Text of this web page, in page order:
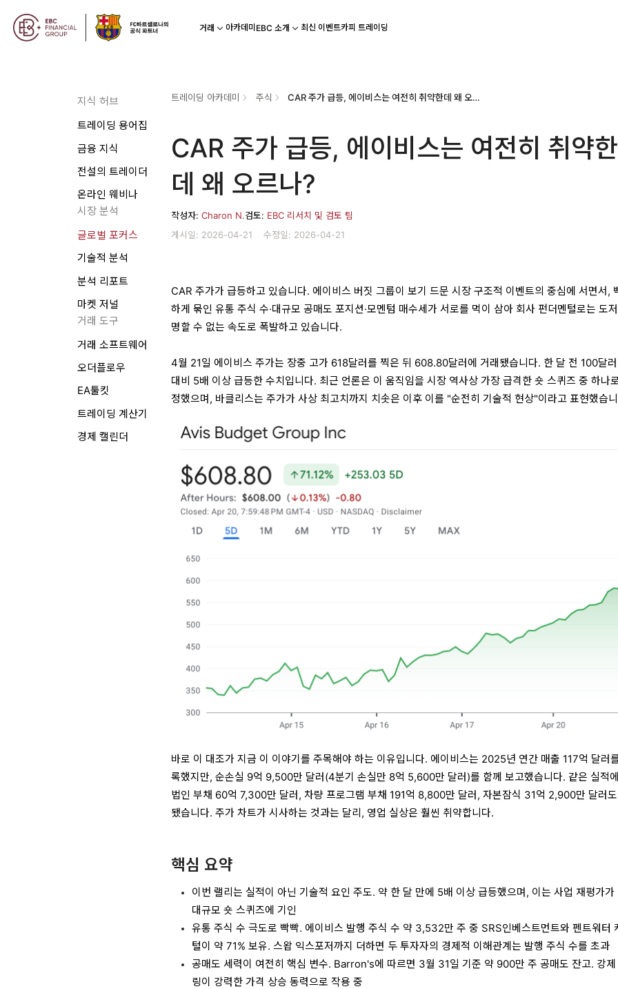
거래 아카데미 EBC 소개 최신 이벤트카피 트레이딩
지식 허브
트레이딩 용어집
금융 지식
전설의 트레이더
온라인 웨비나
시장 분석
글로벌 포커스
기술적 분석
분석 리포트
마켓 저널
거래 도구
거래 소프트웨어
오더플로우
EA툴킷
트레이딩 계산기
경제 캘린더
트레이딩 아카데미 주식 CAR 주가 급등, 에이비스는 여전히 취약한데 왜 오르나?
CAR 주가 급등, 에이비스는 여전히 취약한
데 왜 오르나?
작성자:Charon N.검토: EBC 리서치 및 검토 팀
게시일: 2026-04-21
수정일: 2026-04-21
CAR 주가가 급등하고 있습니다. 에이비스 버짓 그룹이 보기 드문 시장 구조적 이벤트의 중심에 서면서,
하게 묶인 유통 주식 수·대규모 공매도 포지션·모멘텀 매수세가 서로를 먹이 삼아 회사 펀더멘털로는 도
명할 수 없는 속도로 폭발하고 있습니다.
4월 21일 에이비스 주가는 장중 고가 618달러를 찍은 뒤 608.80달러에 거래됐습니다. 한 달 전 100달
대비 5배 이상 급등한 수치입니다. 최근 언론은 이 움직임을 시장 역사상 가장 급격한 숏 스퀴즈 중 하나
정했으며, 바클리스는 주가가 사상 최고치까지 치솟은 이후 이를 "순전히 기술적 현상"이라고 표현했습
바로 이 대조가 지금 이 이야기를 주목해야 하는 이유입니다. 에이비스는 2025년 연간 매출 117억 달러
록했지만, 순손실 9억 9,500만 달러(4분기 손실만 8억 5,600만 달러)를 함께 보고했습니다. 같은 실적
법인 부채 60억 7,300만 달러, 차량 프로그램 부채 191억 8,800만 달러, 자본잠식 31억 2,900만 달러
됐습니다. 주가 차트가 시사하는 것과는 달리, 영업 실상은 훨씬 취약합니다.
핵심 요약
이번 랠리는 실적이 아닌 기술적 요인 주도. 약 한 달 만에 5배 이상 급등했으며, 이는 사업 재평가가
대규모 숏 스퀴즈에 기인
유통 주식 수 극도로 빡빡. 에이비스 발행 주식 수 약 3,532만 주 중 SRS인베스트먼트와 펜트워터
털이 약 71% 보유. 스왑 익스포저까지 더하면 두 투자자의 경제적 이해관계는 발행 주식 수를 초과
공매도 세력이 여전히 핵심 변수. Barron's에 따르면 3월 31일 기준 약 900만 주 공매도 잔고. 강제
링이 강력한 가격 상승 동력으로 작용 중